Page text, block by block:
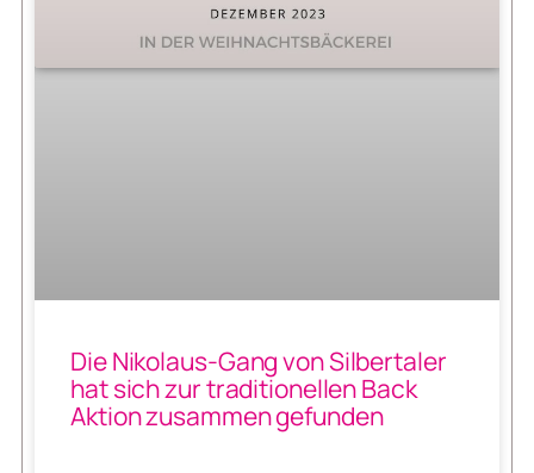
Die Nikolaus-Gang von Silbertaler
hat sich zur traditionellen Back
Aktion zusammen gefunden